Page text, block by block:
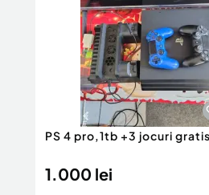
PS 4 pro,1tb +3 jocuri gratis
1.000 lei